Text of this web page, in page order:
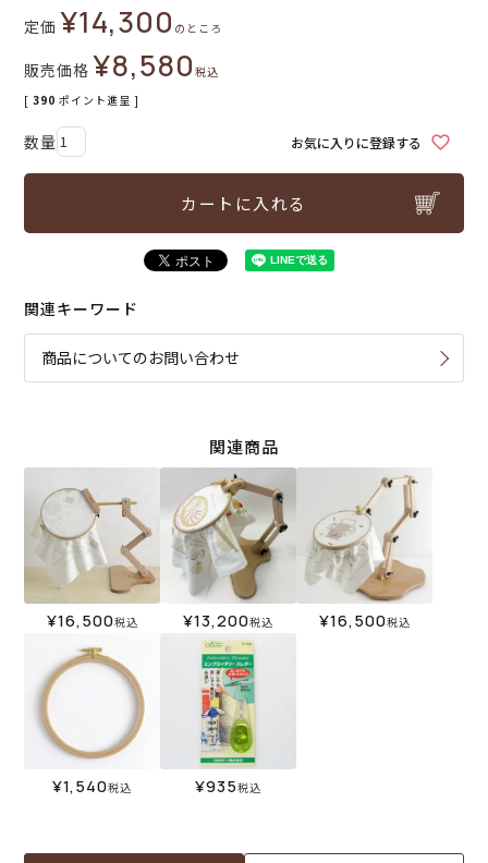
定価 ¥14,300 のところ
販売価格 ¥8,580税込
[ 390 ポイント進呈 ]
お気に入りに登録する
カートに入れる
関連キーワード
商品についてのお問い合わせ
関連商品
¥16,500税込 ¥13,200税込 ¥16,500税込
¥1,540税込 ¥935税込